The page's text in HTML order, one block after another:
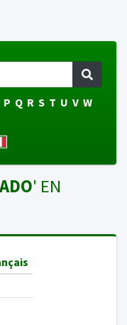
P Q R S T U V W
' EN